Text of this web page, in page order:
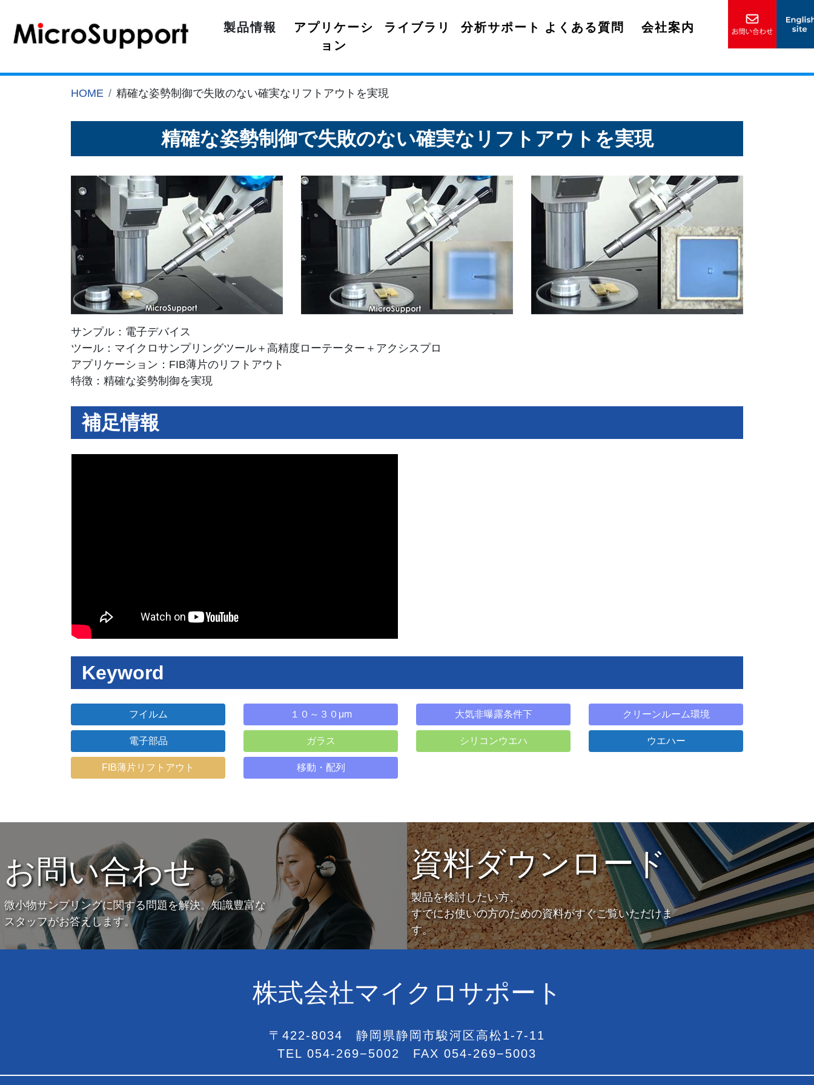
製品情報
アプリケーシ
ョン
ライブラリ 分析サポート よくある質問 会社案内
HOME 精確な姿勢制御で失敗のない確実なリフトアウトを実現
精確な姿勢制御で失敗のない確実なリフトアウトを実現
サンプル：電子デバイス
ツール：マイクロサンプリングツール＋高精度ローテーター＋アクシスプロ
アプリケーション：FIB薄片のリフトアウト
特徴：精確な姿勢制御を実現
補足情報
Keyword
フイルム １０～３０μm 大気非曝露条件下 クリーンルーム環境
電子部品 ガラス シリコンウエハ ウエハー
FIB薄片リフトアウト 移動・配列
お問い合わせ
微小物サンプリングに関する問題を解決。知識豊富な
スタッフがお答えします。
資料ダウンロード
製品を検討したい方、
すでにお使いの方のための資料がすぐご覧いただけま
す。
株式会社マイクロサポート
〒422-8034 静岡県静岡市駿河区高松1-7-11
TEL 054-269−5002 FAX 054-269−5003